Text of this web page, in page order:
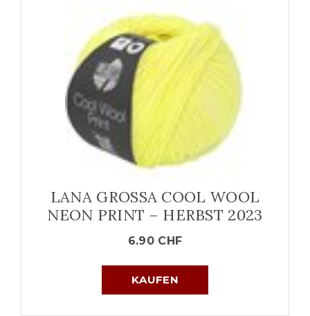
LANA GROSSA COOL WOOL
NEON PRINT – HERBST 2023
6.90 CHF
KAUFEN